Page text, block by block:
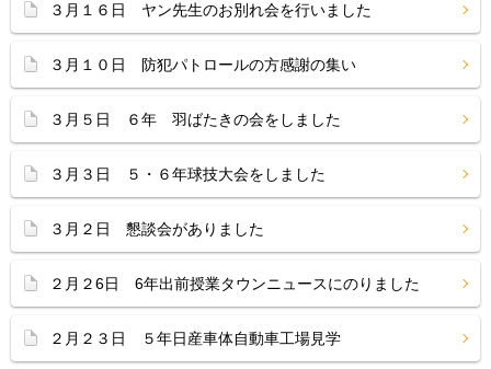
３月１６日 ヤン先生のお別れ会を行いました
３月１０日 防犯パトロールの方感謝の集い
３月５日 ６年 羽ばたきの会をしました
３月３日 ５・６年球技大会をしました
３月２日 懇談会がありました
２月２6日 6年出前授業タウンニュースにのりました
２月２３日 ５年日産車体自動車工場見学